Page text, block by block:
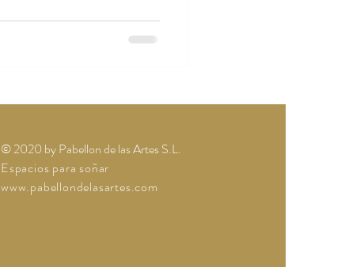
© 2020 by Pabellon de las Artes S.L.
Espacios para soñar
www.pabellondelasartes.com